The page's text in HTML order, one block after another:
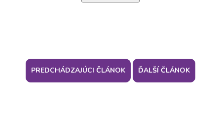
PREDCHÁDZAJÚCI ČLÁNOK ĎALŠÍ ČLÁNOK